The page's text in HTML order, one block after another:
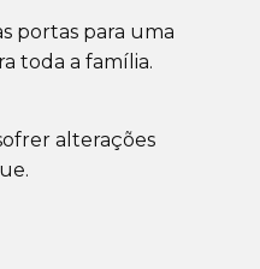
portas para uma
toda a família.
alterações